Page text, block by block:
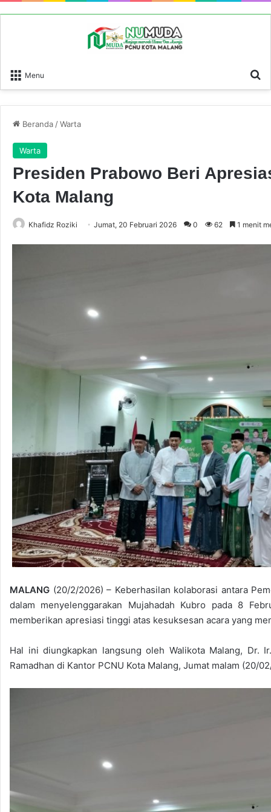
Menu
Beranda /Warta
Warta
Presiden Prabowo Beri
Kota Malang
Khafidz Roziki Jumat, 20 Februari 2026 0 62 1 menit
MALANG (20/2/2026) – Keberhasilan kolaborasi antara
dalam menyelenggarakan Mujahadah Kubro pada 8
memberikan apresiasi tinggi atas kesuksesan acara yang
Hal ini diungkapkan langsung oleh Walikota Malang, Dr.
Ramadhan di Kantor PCNU Kota Malang, Jumat malam (20/